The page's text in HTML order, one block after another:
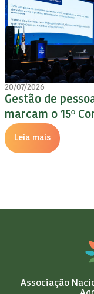
20/07/2026
Gestão de
marcam o 15º
Leia mais
Associação